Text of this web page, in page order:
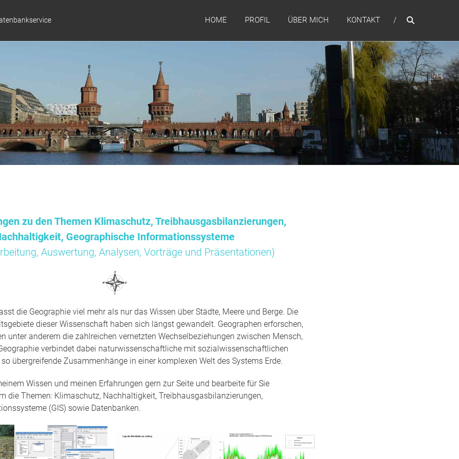
HOME PROFIL ÜBER MICH KONTAKT
zu den Themen Klimaschutz, Treibhausgasbilanzierungen,
Geographische Informationssysteme
Auswertung, Analysen, Vorträge und Präsentationen)
die Geographie viel mehr als nur das Wissen über Städte, Meere und Berge. Die
dieser Wissenschaft haben sich längst gewandelt. Geographen erforschen,
unter anderem die zahlreichen vernetzten Wechselbeziehungen zwischen Mensch,
verbindet dabei naturwissenschaftliche mit sozialwissenschaftlichen
übergreifende Zusammenhänge in einer komplexen Welt des Systems Erde.
Wissen und meinen Erfahrungen gern zur Seite und bearbeite für Sie
die Themen: Klimaschutz, Nachhaltigkeit, Treibhausgasbilanzierungen,
(GIS) sowie Datenbanken.